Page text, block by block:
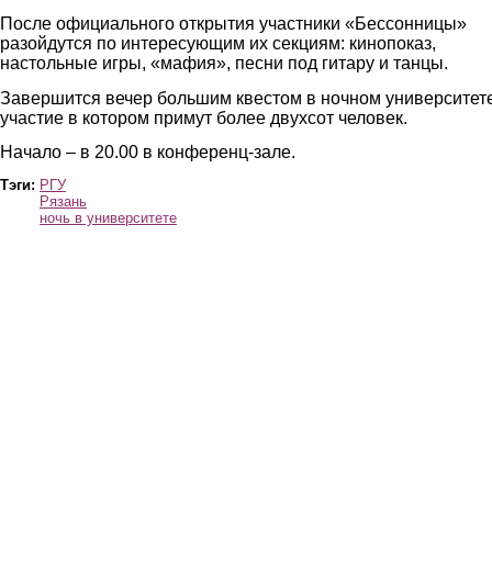
После официального открытия участники «Бессонницы»
разойдутся по интересующим их секциям: кинопоказ,
настольные игры, «мафия», песни под гитару и танцы.
Завершится вечер большим квестом в ночном
участие в котором примут более двухсот человек.
Начало – в 20.00 в конференц-зале.
Тэги: РГУ
Рязань
ночь в университете